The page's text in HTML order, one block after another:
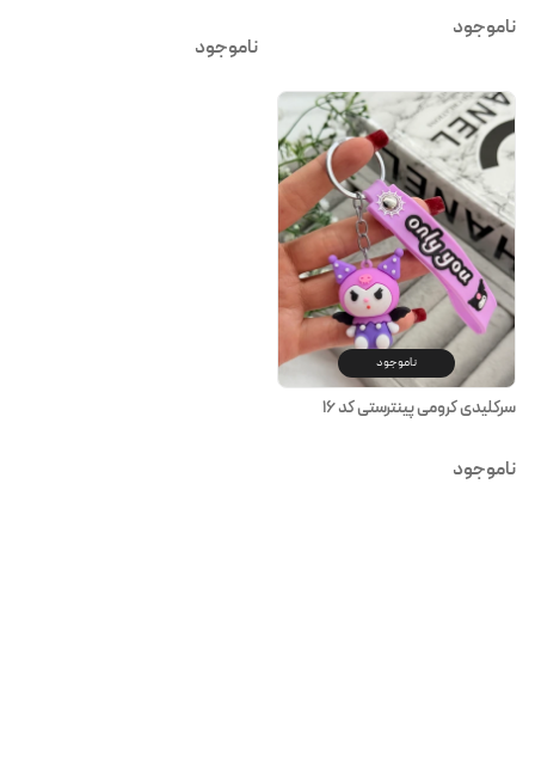
ناموجود
ناموجود
ناموجود
سرکلیدی کرومی پینترستی کد ۱۶
ناموجود